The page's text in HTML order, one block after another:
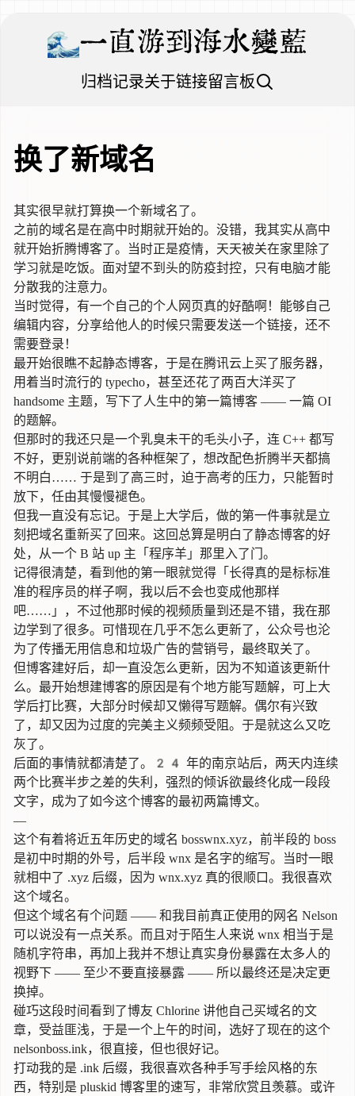
一直游到海水變藍
归档记录关于链接留言板
换了新域名
其实很早就打算换一个新域名了。
之前的域名是在高中时期就开始的。没错，我其实从高中
就开始折腾博客了。当时正是疫情，天天被关在家里除了
学习就是吃饭。面对望不到头的防疫封控，只有电脑才能
分散我的注意力。
当时觉得，有一个自己的个人网页真的好酷啊！能够自己
编辑内容，分享给他人的时候只需要发送一个链接，还不
需要登录！
最开始很瞧不起静态博客，于是在腾讯云上买了服务器，
用着当时流行的 typecho，甚至还花了两百大洋买了
handsome 主题，写下了人生中的第一篇博客 —— 一篇 OI
的题解。
但那时的我还只是一个乳臭未干的毛头小子，连 C++ 都写
不好，更别说前端的各种框架了，想改配色折腾半天都搞
不明白…… 于是到了高三时，迫于高考的压力，只能暂时
放下，任由其慢慢褪色。
但我一直没有忘记。于是上大学后，做的第一件事就是立
刻把域名重新买了回来。这回总算是明白了静态博客的好
处，从一个 B 站 up 主「程序羊」那里入了门。
记得很清楚，看到他的第一眼就觉得「长得真的是标标准
准的程序员的样子啊，我以后不会也变成他那样
吧……」，不过他那时候的视频质量到还是不错，我在那
边学到了很多。可惜现在几乎不怎么更新了，公众号也沦
为了传播无用信息和垃圾广告的营销号，最终取关了。
但博客建好后，却一直没怎么更新，因为不知道该更新什
么。最开始想建博客的原因是有个地方能写题解，可上大
学后打比赛，大部分时候却又懒得写题解。偶尔有兴致
了，却又因为过度的完美主义频频受阻。于是就这么又吃
灰了。
后面的事情就都清楚了。24 年的南京站后，两天内连续
两个比赛半步之差的失利，强烈的倾诉欲最终化成一段段
文字，成为了如今这个博客的最初两篇博文。
—
这个有着将近五年历史的域名 bosswnx.xyz，前半段的 boss
是初中时期的外号，后半段 wnx 是名字的缩写。当时一眼
就相中了 .xyz 后缀，因为 wnx.xyz 真的很顺口。我很喜欢
这个域名。
但这个域名有个问题 —— 和我目前真正使用的网名 Nelson
可以说没有一点关系。而且对于陌生人来说 wnx 相当于是
随机字符串，再加上我并不想让真实身份暴露在太多人的
视野下 —— 至少不要直接暴露 —— 所以最终还是决定更
换掉。
碰巧这段时间看到了博友 Chlorine 讲他自己买域名的文
章，受益匪浅，于是一个上午的时间，选好了现在的这个
nelsonboss.ink，很直接，但也很好记。
打动我的是 .ink 后缀，我很喜欢各种手写手绘风格的东
西，特别是 pluskid 博客里的速写，非常欣赏且羡慕。或许